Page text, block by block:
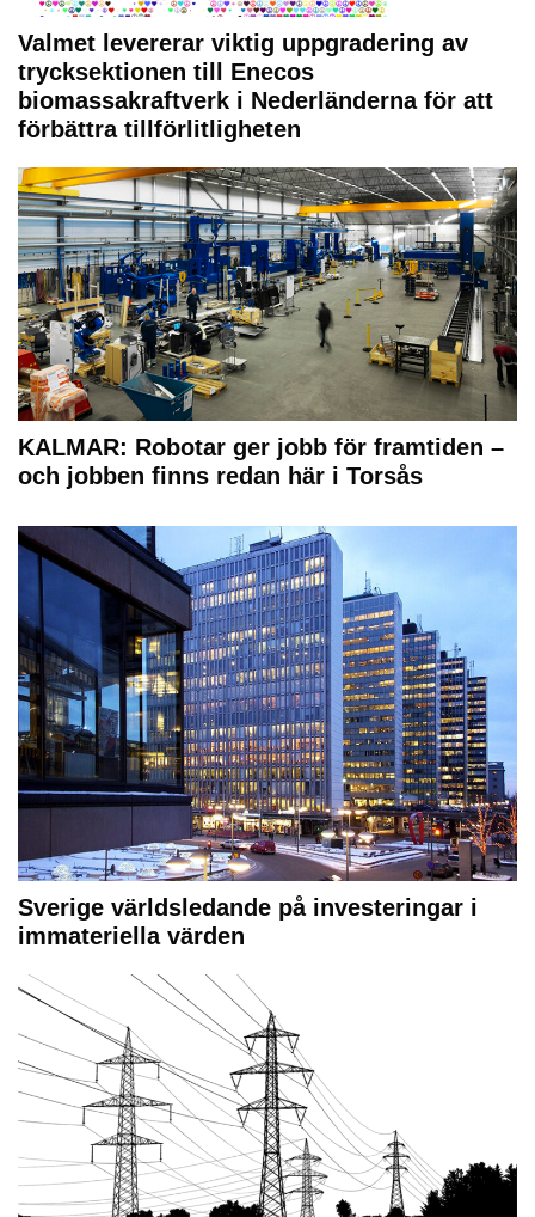
Valmet levererar viktig uppgradering av
trycksektionen till Enecos
biomassakraftverk i Nederländerna för att
förbättra tillförlitligheten
KALMAR: Robotar ger jobb för framtiden –
och jobben finns redan här i Torsås
Sverige världsledande på investeringar i
immateriella värden